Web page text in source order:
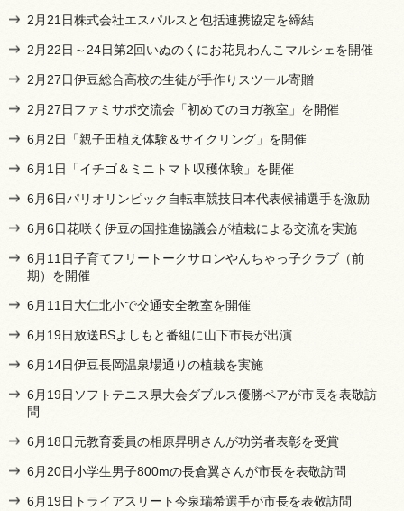
2月21日株式会社エスパルスと包括連携協定を締結
2月22日～24日第2回いぬのくにお花見わんこマルシェを開催
2月27日伊豆総合高校の生徒が手作りスツール寄贈
2月27日ファミサポ交流会「初めてのヨガ教室」を開催
6月2日「親子田植え体験＆サイクリング」を開催
6月1日「イチゴ＆ミニトマト収穫体験」を開催
6月6日パリオリンピック自転車競技日本代表候補選手を激励
6月6日花咲く伊豆の国推進協議会が植栽による交流を実施
6月11日子育てフリートークサロンやんちゃっ子クラブ（前
期）を開催
6月11日大仁北小で交通安全教室を開催
6月19日放送BSよしもと番組に山下市長が出演
6月14日伊豆長岡温泉場通りの植栽を実施
6月19日ソフトテニス県大会ダブルス優勝ペアが市長を表敬訪
問
6月18日元教育委員の相原昇明さんが功労者表彰を受賞
6月20日小学生男子800mの長倉翼さんが市長を表敬訪問
6月19日トライアスリート今泉瑞希選手が市長を表敬訪問